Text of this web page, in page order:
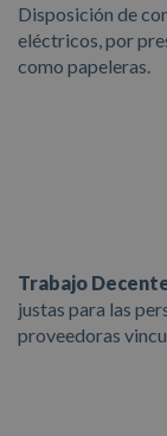
Disposición de
eléctricos, por
como papeleras.
Trabajo
justas para las
proveedoras